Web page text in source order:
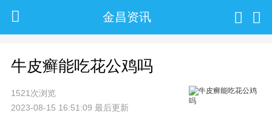
金昌资讯
牛皮癣能吃花公鸡吗
1521次浏览
2023-08-15 16:51:09 最后更新